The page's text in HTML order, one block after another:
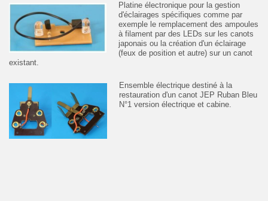
Platine électronique pour la gestion
d'éclairages spécifiques comme par
exemple le remplacement des ampoules
à filament par des LEDs sur les canots
japonais ou la création d'un éclairage
(feux de position et autre) sur un canot
existant.
Ensemble électrique destiné à la
restauration d'un canot JEP Ruban Bleu
N°1 version électrique et cabine.